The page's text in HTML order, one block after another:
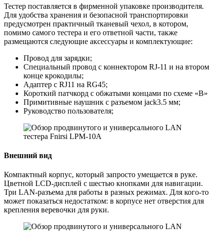
Тестер поставляется в фирменной упаковке производителя.
Для удобства хранения и безопасной транспортировки
предусмотрен практичный тканевый чехол, в котором,
помимо самого тестера и его ответной части, также
размещаются следующие аксессуары и комплектующие:
Провод для зарядки;
Специальный провод с коннектором RJ-11 и на втором
конце крокодилы;
Адаптер с RJ11 на RG45;
Короткий патчкорд с обжатыми концами по схеме «В»
Примитивные наушник с разъемом jack3.5 мм;
Руководство пользователя;
Внешний вид
Компактный корпус, который запросто умещается в руке.
Цветной LCD-дисплей с шестью кнопками для навигации.
Три LAN-разъема для работы в разных режимах. Для кого-то
может показаться недостатком: в корпусе нет отверстия для
крепления веревочки для руки.